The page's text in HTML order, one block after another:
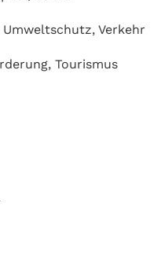
Verkehr
Tourismus